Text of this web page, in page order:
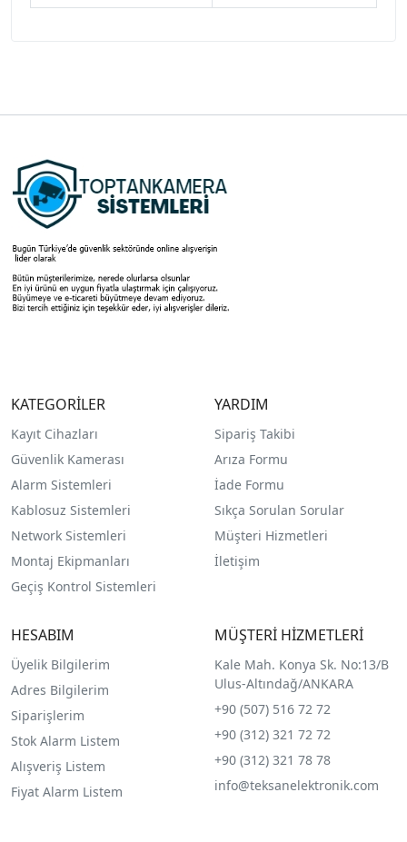
KATEGORİLER
Kayıt Cihazları
Güvenlik Kamerası
Alarm Sistemleri
Kablosuz Sistemleri
Network Sistemleri
Montaj Ekipmanları
Geçiş Kontrol Sistemleri
YARDIM
Sipariş Takibi
Arıza Formu
İade Formu
Sıkça Sorulan Sorular
Müşteri Hizmetleri
İletişim
HESABIM
Üyelik Bilgilerim
Adres Bilgilerim
Siparişlerim
Stok Alarm Listem
Alışveriş Listem
Fiyat Alarm Listem
MÜŞTERİ HİZMETLERİ
Kale Mah. Konya Sk. No:13/B
Ulus-Altındağ/ANKARA
+90 (507) 516 72 72
+90 (312) 321 72 72
+90 (312) 321 78 78
info@teksanelektronik.com